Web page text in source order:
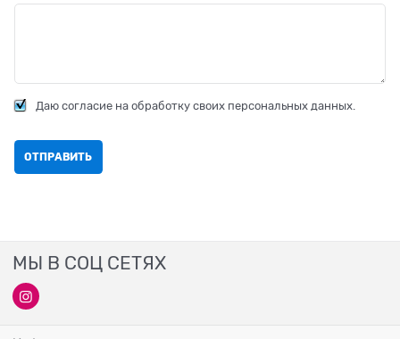
Даю согласие на обработку своих персональных данных.
МЫ В СОЦ СЕТЯХ